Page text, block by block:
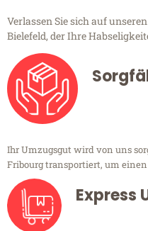
Verlassen Sie sich auf
Bielefeld, der Ihre
Ihr Umzugsgut wird von uns
Fribourg transportiert, um
Express